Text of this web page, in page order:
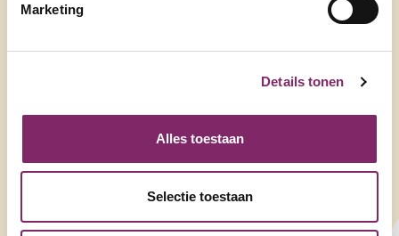
Marketing
Details tonen
Alles toestaan
Selectie toestaan
netwerkleden